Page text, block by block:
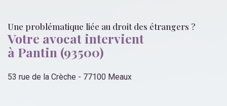
Une problématique liée au droit des étrangers ?
Votre avocat intervient
à Pantin (93500)
53 rue de la Crèche - 77100 Meaux